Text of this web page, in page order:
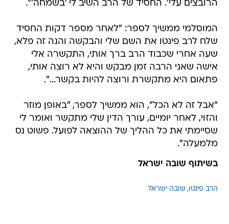
הרובצים עלי'. החסיד של הרב השיב לי 'בשמחה'".
המוסלמי ממשיך לספר: "לאחר מספר דקות החסיד
שלח לרב פינטו את השם שלי והבקשה והנה זה פלא,
שעה אחרי שכבוד הרב ברך אותי, התקשרה אלי
אישה שאני הרבה זמן מבקש והיא לא רוצה אותי,
פתאום היא מתקשרת ורוצה להיות בקשר...".
"אבל זה לא הכל", הוא ממשיך לספר, "באופן מוזר
והזוי, לאחר יומיים, עורך הדין שלי מתקשר ואומר לי
שסיימתי את כל ההליך של ההוצאה לפועל. פשוט נס
מלמעלה".
בשיתוף שובה ישראל
הרב פינטו שובה ישראל